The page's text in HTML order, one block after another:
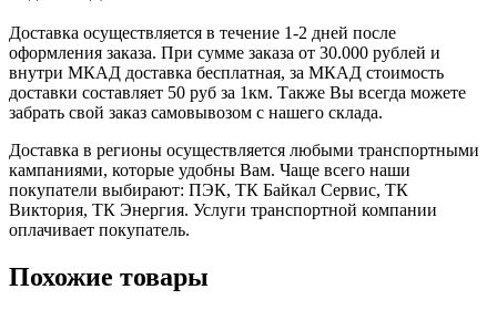
Доставка осуществляется в течение 1-2 дней после
оформления заказа. При сумме заказа от 30.000 рублей и
внутри МКАД доставка бесплатная, за МКАД стоимость
доставки составляет 50 руб за 1км. Также Вы всегда можете
забрать свой заказ самовывозом с нашего склада.
Доставка в регионы осуществляется любыми транспортными
кампаниями, которые удобны Вам. Чаще всего наши
покупатели выбирают: ПЭК, ТК Байкал Сервис, ТК
Виктория, ТК Энергия. Услуги транспортной компании
оплачивает покупатель.
Похожие товары